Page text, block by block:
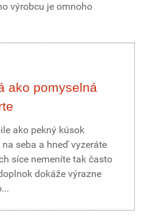
výrobcu je omnoho
ako pomyselná
ako pekný kúsok
seba a hneď vyzeráte
síce nemeníte tak často
dokáže výrazne